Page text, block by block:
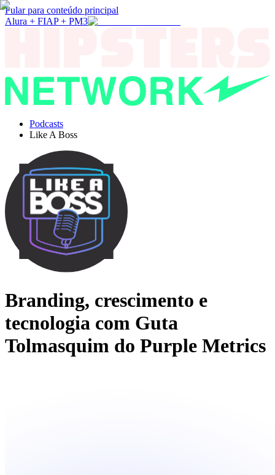
Pular para conteúdo principal
Alura + FIAP + PM3
Podcasts
Like A Boss
Branding, crescimento e
tecnologia com Guta
Tolmasquim do Purple Metrics